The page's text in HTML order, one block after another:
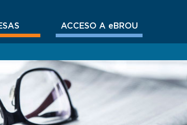
ACCESO A eBROU